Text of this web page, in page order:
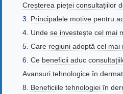
Creșterea pieței consultațiilor
Principalele motive pentru
Unde se investește cel mai
Care regiuni adoptă cel mai
Ce beneficii aduc
Avansuri tehnologice în
Beneficiile tehnologiei în